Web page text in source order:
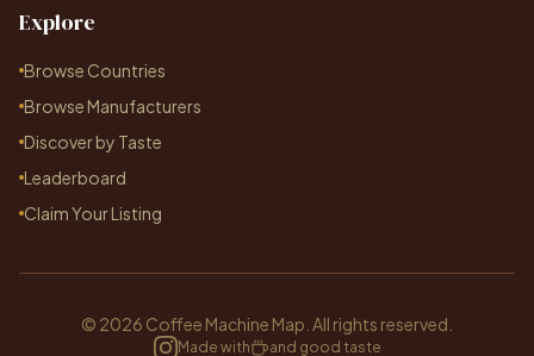
Explore
Browse Countries
Browse Manufacturers
Discover by Taste
Leaderboard
Claim Your Listing
© 2026 Coffee Machine Map. All rights reserved.
Made with and good taste